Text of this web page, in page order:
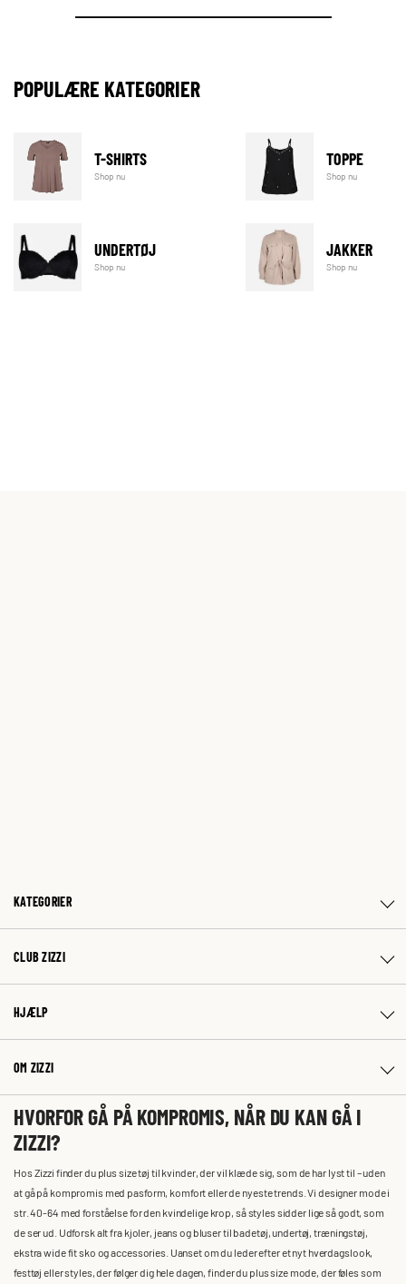
POPULÆRE KATEGORIER
T-SHIRTS
Shop nu
TOPPE
Shop nu
UNDERTØJ
Shop nu
JAKKER
Shop nu
KATEGORIER
CLUB ZIZZI
HJÆLP
OM ZIZZI
HVORFOR GÅ PÅ KOMPROMIS, NÅR DU KAN GÅ I
ZIZZI?
Hos Zizzi finder du plus size tøj til kvinder, der vil klæde sig, som de har lyst til – uden
at gå på kompromis med pasform, komfort eller de nyeste trends. Vi designer mode i
str. 40-64 med forståelse for den kvindelige krop, så styles sidder lige så godt, som
de ser ud. Udforsk alt fra kjoler, jeans og bluser til badetøj, undertøj, træningstøj,
ekstra wide fit sko og accessories. Uanset om du leder efter et nyt hverdagslook,
festtøj eller styles, der følger dig hele dagen, finder du plus size mode, der føles som